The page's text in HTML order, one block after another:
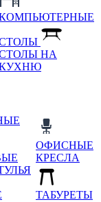
НА
ОФИСНЫЕ
КРЕСЛА
ТАБУРЕТЫ